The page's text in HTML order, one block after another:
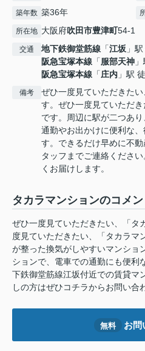
築年数 築36年
所在地 大阪府吹田市豊津町54-1
交通 地下鉄御堂筋線 「江坂 」
阪急宝塚本線 「服部天神
阪急宝塚本線 「庄内 」駅
備考
ぜひ一度見ていただきた
す。ぜひ一度見ていただき
です。周辺に駅が二つあり
通勤やお出かけに便利な
す。できるだけ早めに不
タッフまでご連絡くださ
くお届けします。
タカラマンションのコメ
ぜひ一度見ていただきたい、「タ
度見ていただきたい、「タカラマ
が整った換気がしやすいマンショ
ションで、電車での通勤にも便利
下鉄御堂筋線江坂付近での賃貸マ
しの方はぜひコチラからお問い合
無料 お問